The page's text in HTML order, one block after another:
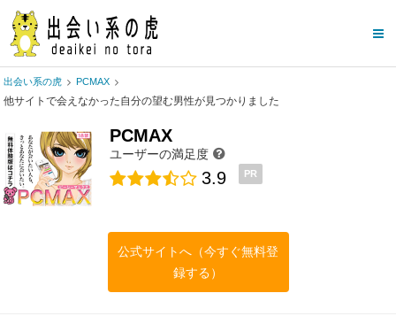
出会い系の虎 PCMAX
他サイトで会えなかった自分の望む男性が見つかりました
PCMAX
ユーザーの満足度
3.9 PR
公式サイトへ（今すぐ無料登
録する）